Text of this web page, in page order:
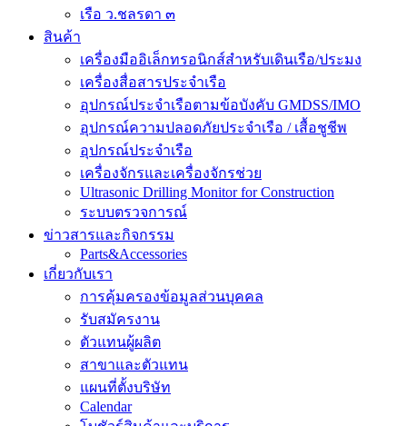
เรือ ว.ชลรดา ๓
สินค้า
เครื่องมืออิเล็กทรอนิกส์สำหรับเดินเรือ/ประมง
เครื่องสื่อสารประจำเรือ
อุปกรณ์ประจำเรือตามข้อบังคับ GMDSS/IMO
อุปกรณ์ความปลอดภัยประจำเรือ / เสื้อชูชีพ
อุปกรณ์ประจำเรือ
เครื่องจักรและเครื่องจักรช่วย
Ultrasonic Drilling Monitor for Construction
ระบบตรวจการณ์
ข่าวสารและกิจกรรม
Parts&Accessories
เกี่ยวกับเรา
การคุ้มครองข้อมูลส่วนบุคคล
รับสมัครงาน
ตัวแทนผู้ผลิต
สาขาและตัวแทน
แผนที่ตั้งบริษัท
Calendar